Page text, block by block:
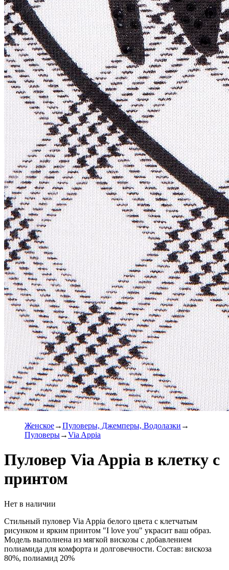
Женское
Пуловеры, Джемперы, Водолазки
Пуловеры
Via Appia
Пуловер Via Appia в клетку с
принтом
Нет в наличии
Стильный пуловер Via Appia белого цвета с клетчатым
рисунком и ярким принтом "I love you" украсит ваш образ.
Модель выполнена из мягкой вискозы с добавлением
полиамида для комфорта и долговечности. Состав: вискоза
80%, полиамид 20%